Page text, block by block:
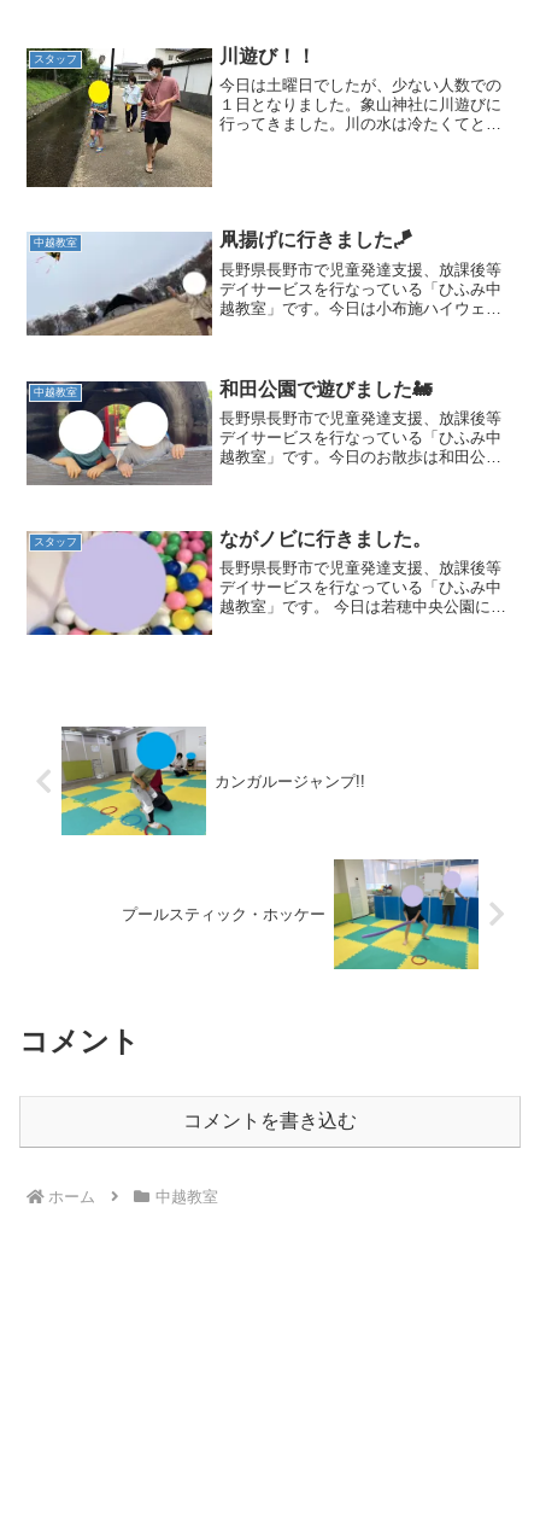
スタッフ 川遊び！！
今日は土曜日でしたが、少ない人数での
１日となりました。象山神社に川遊びに
行ってきました。川の水は冷たくてとっ
中越教室 凧揚げに行きました🪁
長野県長野市で児童発達支援、放課後等
デイサービスを行なっている「ひふみ中
越教室」です。今日は小布施ハイウェイ
児童たちただ、諦めずに...
中越教室 和田公園で遊びました🚂
長野県長野市で児童発達支援、放課後等
デイサービスを行なっている「ひふみ中
越教室」です。今日のお散歩は和田公園
らされているの...
スタッフ ながノビに行きました。
長野県長野市で児童発達支援、放課後等
デイサービスを行なっている「ひふみ中
越教室」です。 今日は若穂中央公園に行
カンガルージャンプ!!
プールスティック・ホッケー
コメント
コメントを書き込む
ホーム 中越教室